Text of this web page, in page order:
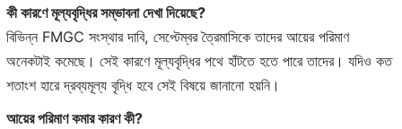
কী কারণে মূল্যবৃদ্ধির সম্ভাবনা দেখা দিয়েছে?
বিভিন্ন FMGC সংস্থার দাবি, সেপ্টেম্বর ত্রৈমাসিকে তাদের আয়ের পরিমাণ
অনেকটাই কমেছে। সেই কারণে মূল্যবৃদ্ধির পথে হাঁটতে হতে পারে তাদের। যদিও কত
শতাংশ হারে দ্রব্যমূল্য বৃদ্ধি হবে সেই বিষয়ে জানানো হয়নি।
আয়ের পরিমাণ কমার কারণ কী?